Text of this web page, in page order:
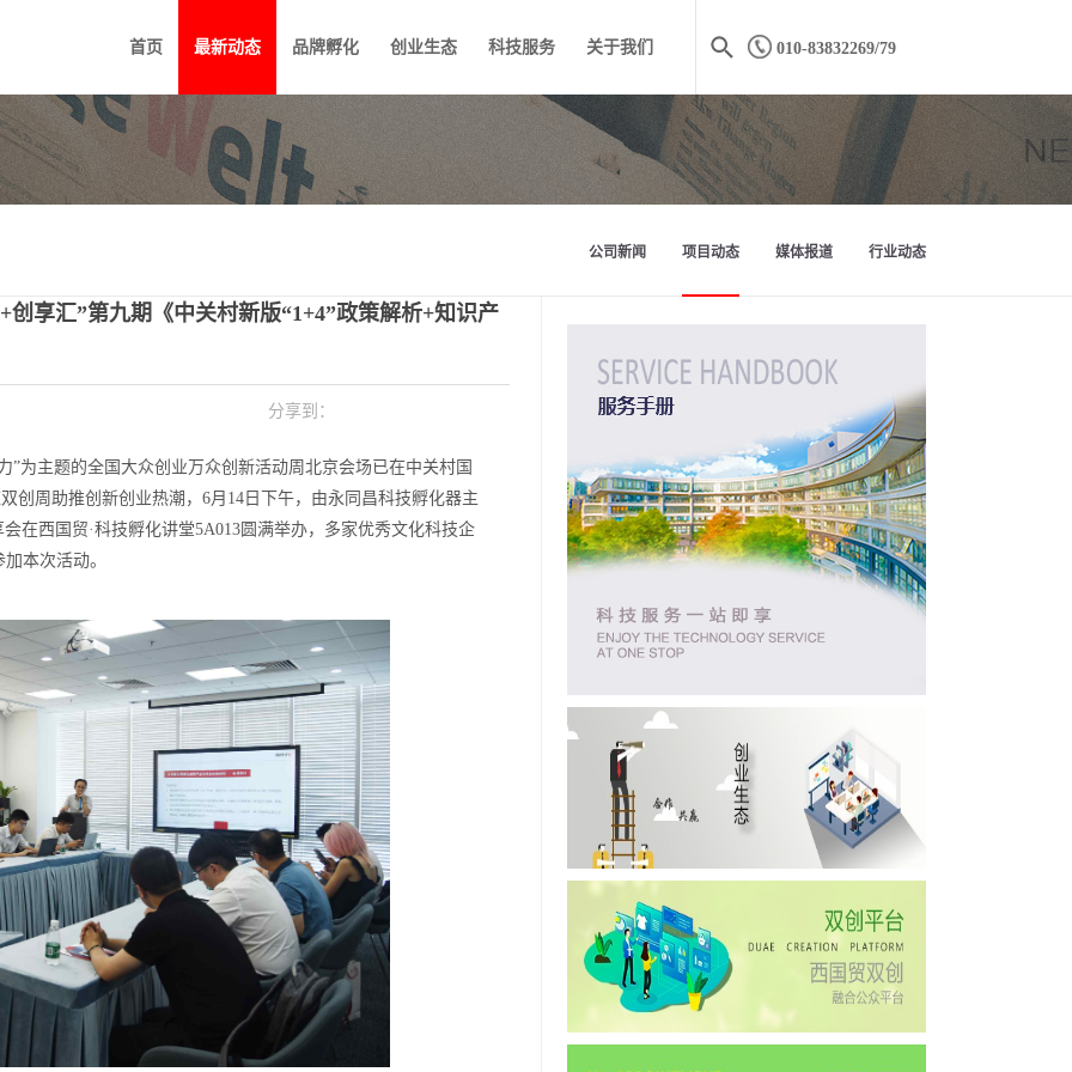
010-83832269/79
首页 最新动态 品牌孵化 创业生态 科技服务 关于我们
公司新闻 项目动态 媒体报道 行业动态
享汇”第九期《中关村新版“1+4”政策解析+知识产
分享到：
”为主题的全国大众创业万众创新活动周北京会场已在中关村国
创周助推创新创业热潮，6月14日下午，由永同昌科技孵化器主
在西国贸·科技孵化讲堂5A013圆满举办，多家优秀文化科技企
本次活动。